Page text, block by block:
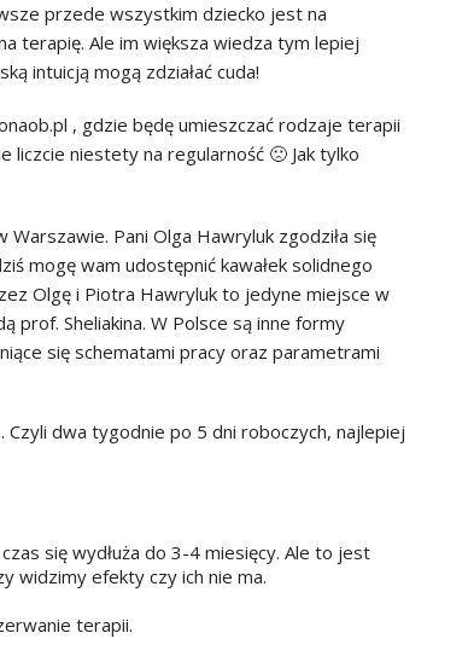
przede wszystkim dziecko jest na
terapię. Ale im większa wiedza tym lepiej
intuicją mogą zdziałać cuda!
, gdzie będę umieszczać rodzaje terapii
liczcie niestety na regularność 🙁 Jak tylko
Pani Olga Hawryluk zgodziła się
mogę wam udostępnić kawałek solidnego
Olgę i Piotra Hawryluk to jedyne miejsce w
prof. Sheliakina. W Polsce są inne formy
się schematami pracy oraz parametrami
dwa tygodnie po 5 dni roboczych, najlepiej
się wydłuża do 3-4 miesięcy. Ale to jest
widzimy efekty czy ich nie ma.
terapii.